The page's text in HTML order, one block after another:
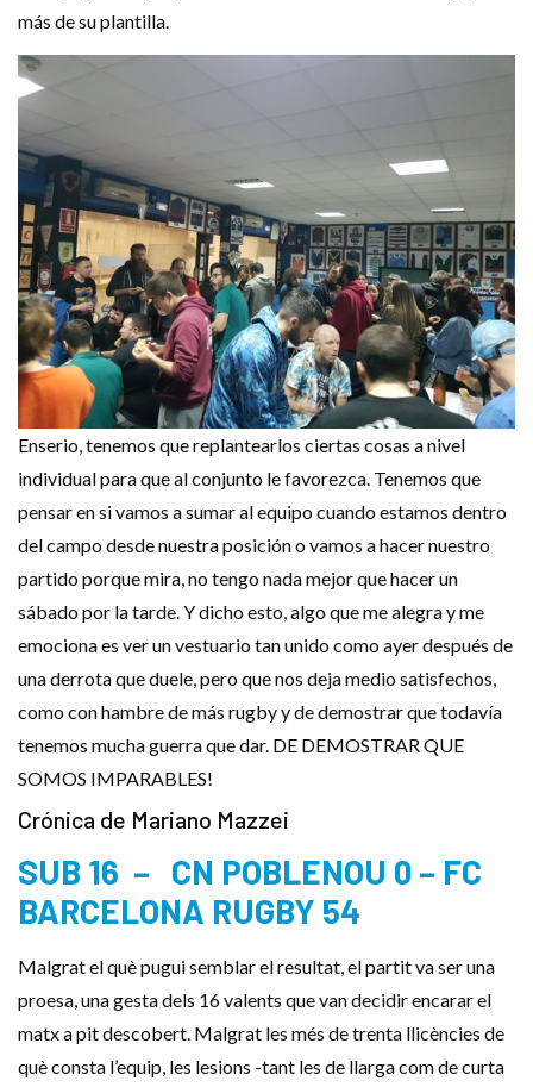
más de su plantilla.
Enserio, tenemos que replantearlos ciertas cosas a nivel
individual para que al conjunto le favorezca. Tenemos que
pensar en si vamos a sumar al equipo cuando estamos dentro
del campo desde nuestra posición o vamos a hacer nuestro
partido porque mira, no tengo nada mejor que hacer un
sábado por la tarde. Y dicho esto, algo que me alegra y me
emociona es ver un vestuario tan unido como ayer después de
una derrota que duele, pero que nos deja medio satisfechos,
como con hambre de más rugby y de demostrar que todavía
tenemos mucha guerra que dar. DE DEMOSTRAR QUE
SOMOS IMPARABLES!
Crónica de Mariano Mazzei
SUB 16 – CN POBLENOU 0 – FC
BARCELONA RUGBY 54
Malgrat el què pugui semblar el resultat, el partit va ser una
proesa, una gesta dels 16 valents que van decidir encarar el
matx a pit descobert. Malgrat les més de trenta llicències de
què consta l’equip, les lesions -tant les de llarga com de curta